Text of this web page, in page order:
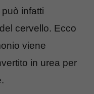
infatti
cervello. Ecco
viene
in urea per